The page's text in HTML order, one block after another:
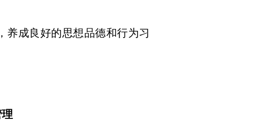
成良好的思想品德和行为习